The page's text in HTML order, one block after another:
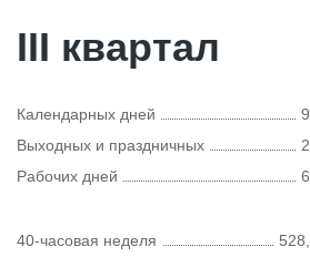
III квартал
Календарных дней
Выходных и праздничных
Рабочих дней
40-часовая неделя